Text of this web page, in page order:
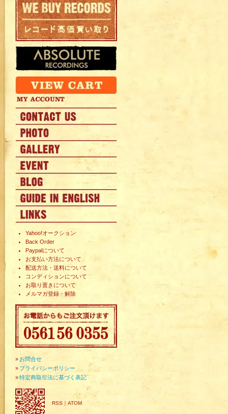
Yahoo!オークション
Back Order
Paypalについて
お支払い方法について
配送方法・送料について
コンディションについて
お取り置きについて
メルマガ登録・解除
» お問合せ
» プライバシーポリシー
»特定商取引法に基づく表記
RSS ｜ ATOM